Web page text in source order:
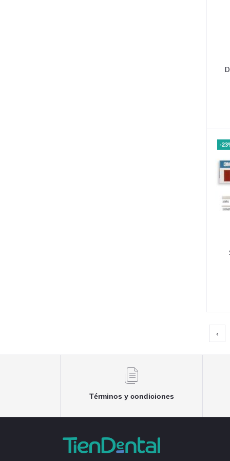
-
‹
Términos y condiciones